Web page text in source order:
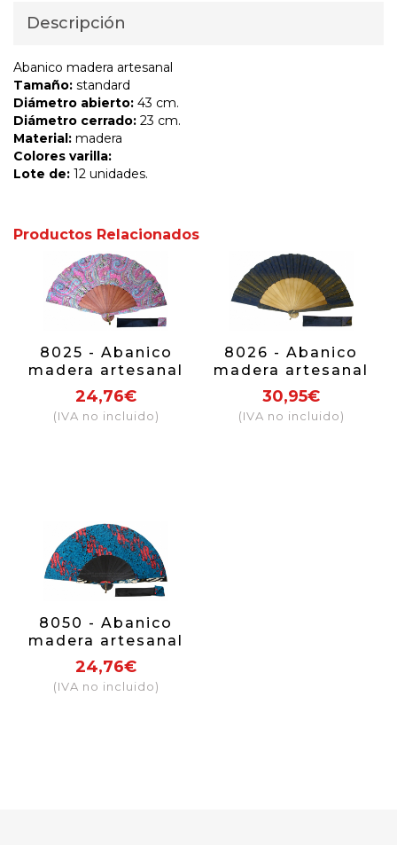
Descripción
Abanico madera artesanal
Tamaño: standard
Diámetro abierto: 43 cm.
Diámetro cerrado: 23 cm.
Material: madera
Colores varilla:
Lote de: 12 unidades.
Productos Relacionados
8025 - Abanico
madera artesanal
24,76€
(IVA no incluido)
8026 - Abanico
madera artesanal
30,95€
(IVA no incluido)
8050 - Abanico
madera artesanal
24,76€
(IVA no incluido)